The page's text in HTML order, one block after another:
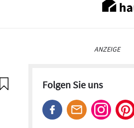
ANZEIGE
Folgen Sie uns